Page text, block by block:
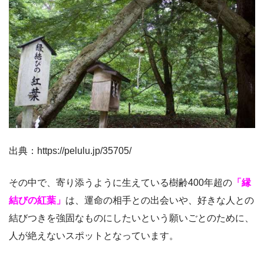
出典：https://pelulu.jp/35705/
その中で、寄り添うように生えている樹齢400年超の 「縁
結びの紅葉」 は、運命の相手との出会いや、好きな人との
結びつきを強固なものにしたいという願いごとのために、
人が絶えないスポットとなっています。